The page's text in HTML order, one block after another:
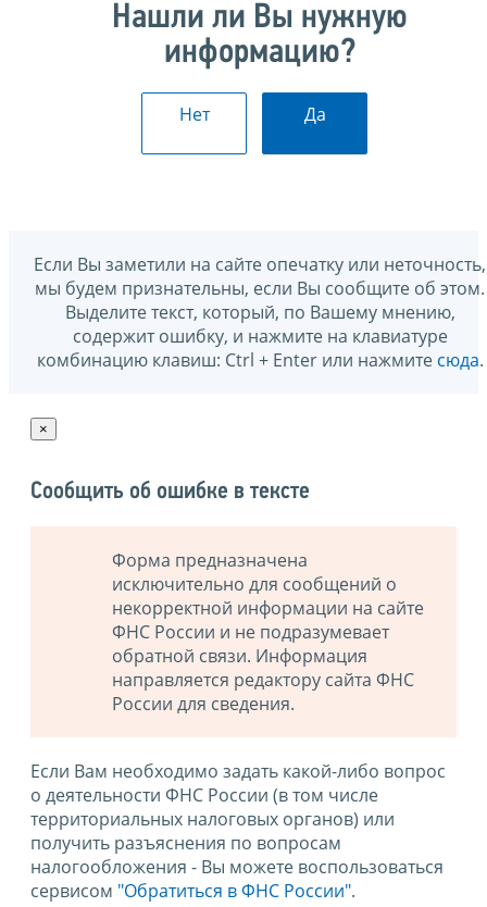
Нашли ли Вы нужную
информацию?
Нет Да
Если Вы заметили на сайте опечатку или неточность,
мы будем признательны, если Вы сообщите об этом.
Выделите текст, который, по Вашему мнению,
содержит ошибку, и нажмите на клавиатуре
комбинацию клавиш: Ctrl + Enter или нажмите сюда.
×
Сообщить об ошибке в тексте
Форма предназначена
исключительно для сообщений о
некорректной информации на сайте
ФНС России и не подразумевает
обратной связи. Информация
направляется редактору сайта ФНС
России для сведения.
Если Вам необходимо задать какой-либо вопрос
о деятельности ФНС России (в том числе
территориальных налоговых органов) или
получить разъяснения по вопросам
налогообложения - Вы можете воспользоваться
сервисом "Обратиться в ФНС России".